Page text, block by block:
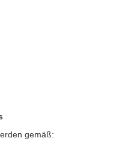
gemäß: